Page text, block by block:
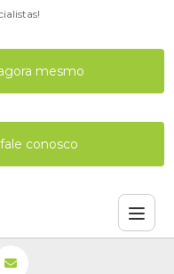
mesmo
conosco